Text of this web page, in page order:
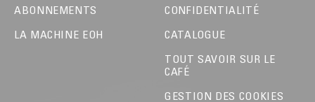
ABONNEMENTS
LA MACHINE EOH
CONFIDENTIALITÉ
CATALOGUE
TOUT SAVOIR SUR LE
CAFÉ
GESTION DES COOKIES